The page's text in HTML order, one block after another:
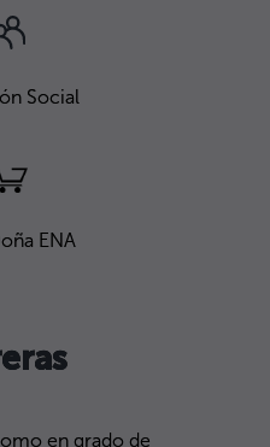
Social
ENA
en grado de